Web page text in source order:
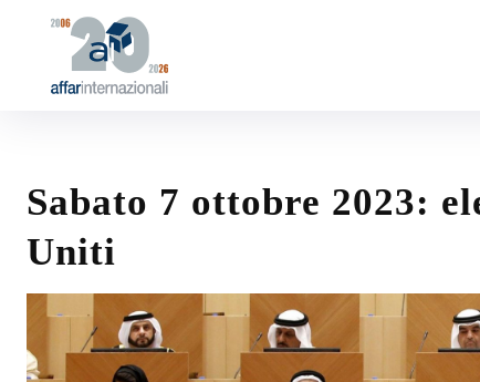
Sabato 7 ottobre 2023:
Uniti